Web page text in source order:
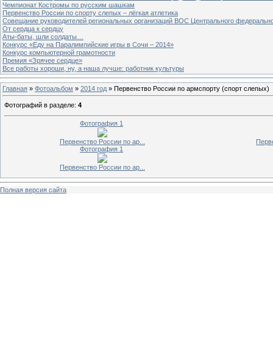
Чемпионат Костромы по русским шашкам
Первенство России по спорту слепых – лёгкая атлетика
Совещание руководителей региональных организаций ВОС Центрального
От сердца к сердцу
Аты-баты, шли солдаты…
Конкурс «Еду на Паралимпийские игры в Сочи – 2014»
Конкурс компьютерной грамотности
Премия «Зрячее сердце»
Все работы хороши, ну, а наша лучше: работник культуры
Главная » Фотоальбом » 2014 год » Первенство России по армспорту (спорт слепых)
Фотографий в разделе: 4
Фотография 1
Первенство России по ар...
Фотография 1
Первенство России по ар...
Полная версия сайта